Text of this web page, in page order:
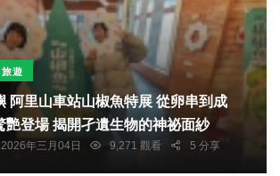
旅遊
山車站山椒魚特展 從卵串到成
艷登場 揭開孑遺生物的神祕面紗
2026年三月04日 9,271 觀看 5 分享